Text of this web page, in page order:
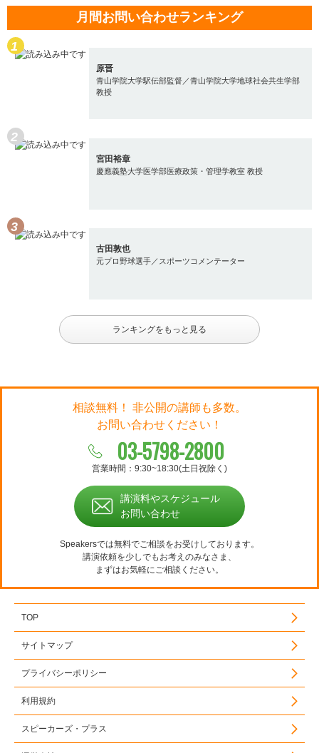
月間お問い合わせランキング
原晋
青山学院大学駅伝部監督／青山学院大学地球社会共生学部
教授
宮田裕章
慶應義塾大学医学部医療政策・管理学教室 教授
古田敦也
元プロ野球選手／スポーツコメンテーター
ランキングをもっと見る
相談無料！ 非公開の講師も多数。
お問い合わせください！
03-5798-2800
営業時間：9:30~18:30(土日祝除く)
講演料やスケジュール
お問い合わせ
Speakersでは無料でご相談をお受けしております。
講演依頼を少しでもお考えのみなさま、
まずはお気軽にご相談ください。
TOP
サイトマップ
プライバシーポリシー
利用規約
スピーカーズ・プラス